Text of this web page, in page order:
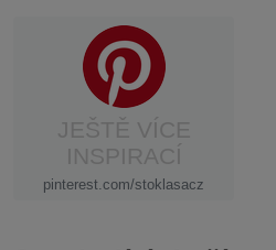
pinterest.com/stoklasacz